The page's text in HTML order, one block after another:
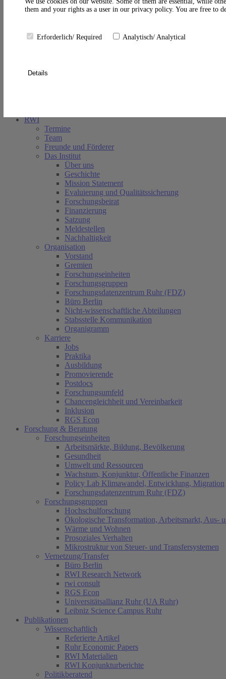
Suche schließen
RWI
Termine
Team
Freunde und Förderer
Das Institut
Über uns
Geschichte
Mission Statement
Evaluierung und Qualitätssicherung
Forschungsbeirat
Finanzierung
Satzung
Meldestellen
Nachhaltigkeit
Organisation
Vorstand
Gremien
Forschungseinheiten
Forschungsgruppen
Forschungsdatenzentrum Ruhr (FDZ)
Büro Berlin
Nicht-wissenschaftliche Abteilungen
Stabsstelle Kommunikation
Organigramm
Karriere
Jobs
Praktika
Ausbildung
Promovierende
Postdocs
Forschungsumfeld
Chancengleichheit und Vereinbarkeit
Inklusion
RGS Econ
Forschung & Beratung
Forschungseinheiten
Arbeitsmärkte, Bildung, Bevölkerung
Gesundheit
Umwelt und Ressourcen
Wachstum, Konjunktur, Öffentliche Finanzen
Policy Lab Klimawandel, Entwicklung, Migration
Forschungsdatenzentrum Ruhr (FDZ)
Forschungsgruppen
Hochschulforschung
Ökologische Transformation, Arbeitsmarkt, Aus-
Wärme und Wohnen
Prosoziales Verhalten
Mikrostruktur von Steuer- und Transfersystemen
Vernetzung/Transfer
Büro Berlin
RWI Research Network
rwi consult
RGS Econ
Universitätsallianz Ruhr (UA Ruhr)
Leibniz Science Campus Ruhr
Publikationen
Wissenschaftlich
Referierte Artikel
Ruhr Economic Papers
RWI Materialien
RWI Konjunkturberichte
Politikberatend
them and your rights as a user in our privacy policy. You are free to
Erforderlich/ Required Analytisch/ Analytical
Details